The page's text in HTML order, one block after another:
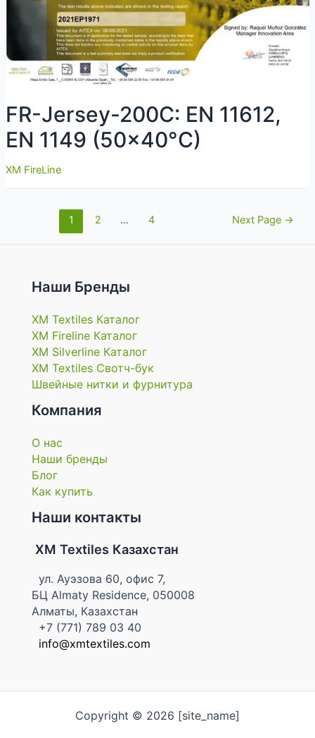
FR-Jersey-200C: EN 11612,
EN 1149 (50×40°C)
XM FireLine
1 2 … 4 Next Page →
Наши Бренды
XM Textiles Каталог
XM Fireline Каталог
XM Silverline Каталог
XM Textiles Свотч-бук
Швейные нитки и фурнитура
Компания
О нас
Наши бренды
Блог
Как купить
Наши контакты
XM Textiles Казахстан
ул. Ауэзова 60, офис 7,
БЦ Almaty Residence, 050008
Алматы, Казахстан
+7 (771) 789 03 40
info@xmtextiles.com
Copyright © 2026 [site_name]